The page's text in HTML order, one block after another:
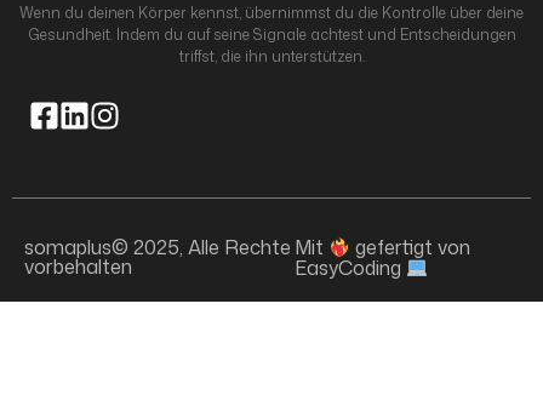
Wenn du deinen Körper kennst, übernimmst du die Kontrolle über deine
Gesundheit. Indem du auf seine Signale achtest und Entscheidungen
triffst, die ihn unterstützen.
somaplus© 2025, Alle Rechte
vorbehalten
Mit gefertigt von
EasyCoding